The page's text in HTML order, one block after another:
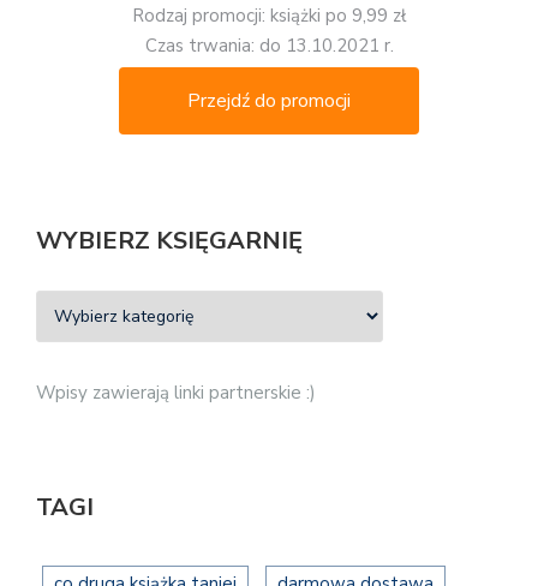
Rodzaj promocji: książki po 9,99 zł
Czas trwania: do 13.10.2021 r.
Przejdź do promocji
WYBIERZ KSIĘGARNIĘ
Wpisy zawierają linki partnerskie :)
TAGI